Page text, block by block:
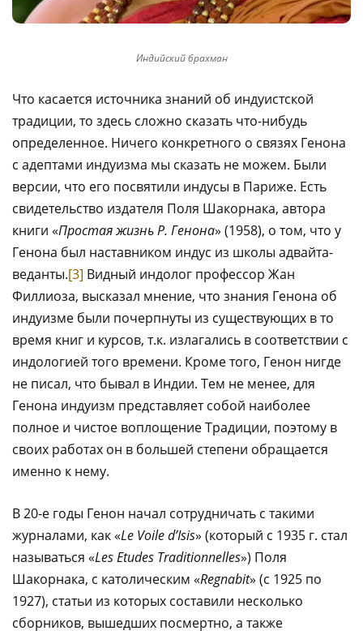
Индийский брахман
Что касается источника знаний об индуистской
традиции, то здесь сложно сказать что-нибудь
определенное. Ничего конкретного о связях Генона
с адептами индуизма мы сказать не можем. Были
версии, что его посвятили индусы в Париже. Есть
свидетельство издателя Поля Шакорнака, автора
книги «Простая жизнь Р. Генона» (1958), о том, что у
Генона был наставником индус из школы адвайта-
веданты.[3] Видный индолог профессор Жан
Филлиоза, высказал мнение, что знания Генона об
индуизме были почерпнуты из существующих в то
время книг и курсов, т.к. излагались в соответствии с
индологией того времени. Кроме того, Генон нигде
не писал, что бывал в Индии. Тем не менее, для
Генона индуизм представляет собой наиболее
полное и чистое воплощение Традиции, поэтому в
своих работах он в большей степени обращается
именно к нему.
В 20-е годы Генон начал сотрудничать с такими
журналами, как «Le Voile d’Isis» (который с 1935 г. стал
называться «Les Etudes Traditionnelles») Поля
Шакорнака, с католическим «Regnabit» (с 1925 по
1927), статьи из которых составили несколько
сборников, вышедших посмертно, а также